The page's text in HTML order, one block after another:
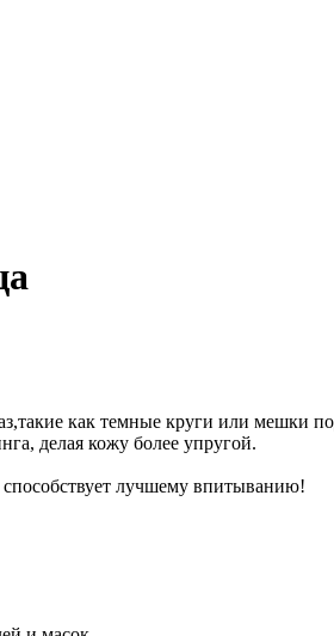
как темные круги или мешки
делая кожу более упругой.
лучшему впитыванию!